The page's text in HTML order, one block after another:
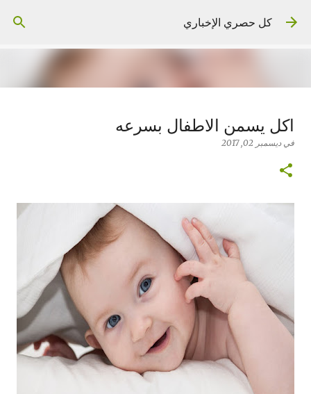
التخطي إلى المحتوى الرئيسيكل حصري الإخباري
اغنى 5 فنانيين فى العالم تعرف على
ثرواتهم
اكل يسمن الاطفال بسرعه
فيديسمبر 02, 2017